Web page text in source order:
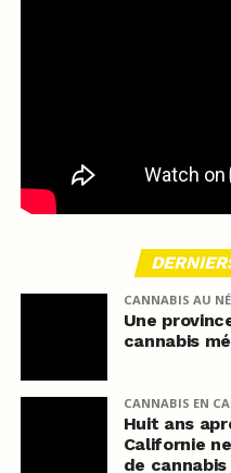
CANNABIS AU
Une
cannabis
CANNABIS EN
Huit ans
Californie
de cannabis